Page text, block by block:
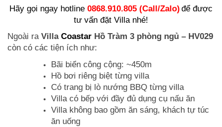
Hãy gọi ngay hotline 0868.910.805 (Call/Zalo) để được
tư vấn đặt Villa nhé!
Ngoài ra Villa Coastar Hồ Tràm 3 phòng ngủ – HV029
còn có các tiện ích như:
Bãi biển công cộng: ~450m
Hồ bơi riêng biệt từng villa
Có trang bị lò nướng BBQ từng villa
Villa có bếp với đầy đủ dụng cụ nấu ăn
Villa không bao gồm ăn sáng, khách tự túc
ăn uống